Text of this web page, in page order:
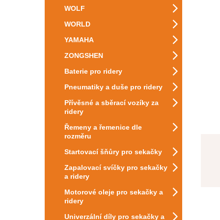
WOLF
WORLD
YAMAHA
ZONGSHEN
Baterie pro ridery
Pneumatiky a duše pro ridery
Přívěsné a sběrací vozíky za
ridery
Řemeny a řemenice dle
rozměru
Startovací šňůry pro sekačky
Zapalovací svíčky pro sekačky
a ridery
Motorové oleje pro sekačky a
ridery
Univerzální díly pro sekačky a